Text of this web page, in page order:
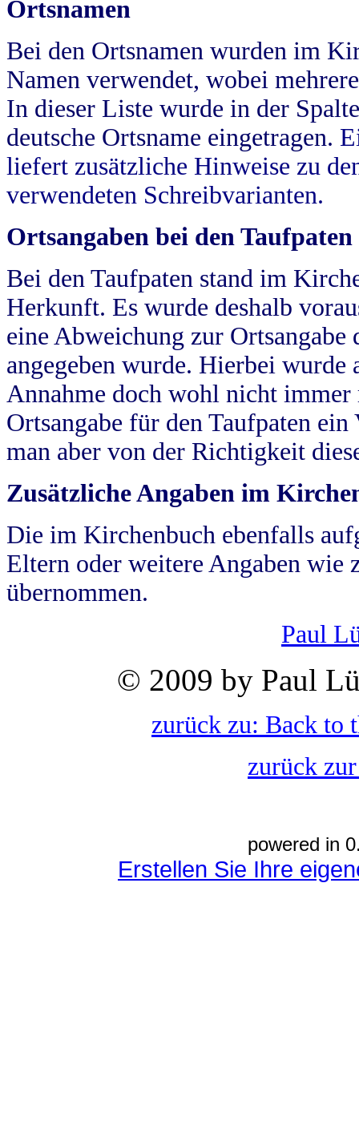
Ortsnamen
Bei den Ortsnamen wurden im
Namen verwendet, wobei
In dieser Liste wurde in der
deutsche Ortsname eingetragen.
liefert zusätzliche Hinweise zu
verwendeten Schreibvarianten.
Ortsangaben bei den Taufpaten
Bei den Taufpaten stand im
Herkunft. Es wurde deshalb
eine Abweichung zur
angegeben wurde. Hierbei wurde
Annahme doch wohl nicht
Ortsangabe für den Taufpaten
man aber von der Richtigkeit
Zusätzliche Angaben im
Die im Kirchenbuch ebenfalls
Eltern oder weitere Angaben wie
übernommen.
Paul
© 2009 by Paul
zurück zu: Back to
zurück
powered in
Erstellen Sie Ihre